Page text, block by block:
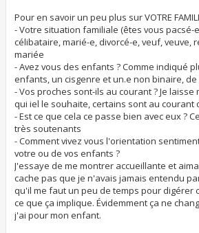
Pour en savoir un peu plus sur VOTRE
- Votre situation familiale (êtes vous pacsé-
célibataire, marié-e, divorcé-e, veuf, veuve,
mariée
- Avez vous des enfants ? Comme indiqué
enfants, un cisgenre et un.e non binaire, de
- Vos proches sont-ils au courant ? Je
qui iel le souhaite, certains sont au courant
- Est ce que cela ce passe bien avec eux ?
très soutenants
- Comment vivez vous l'orientation
votre ou de vos enfants ?
J'essaye de me montrer accueillante et
cache pas que je n'avais jamais entendu
qu'il me faut un peu de temps pour digérer
ce que ça implique. Évidemment ça ne
j'ai pour mon enfant.